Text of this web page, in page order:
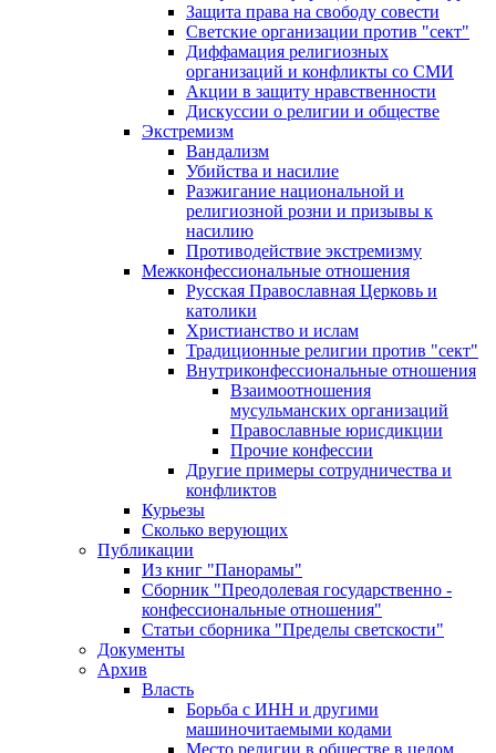
Защита права на свободу совести
Светские организации против "сект"
Диффамация религиозных
организаций и конфликты со СМИ
Акции в защиту нравственности
Дискуссии о религии и обществе
Экстремизм
Вандализм
Убийства и насилие
Разжигание национальной и
религиозной розни и призывы к
насилию
Противодействие экстремизму
Межконфессиональные отношения
Русская Православная Церковь и
католики
Христианство и ислам
Традиционные религии против "сект"
Внутриконфессиональные отношения
Взаимоотношения
мусульманских организаций
Православные юрисдикции
Прочие конфессии
Другие примеры сотрудничества и
конфликтов
Курьезы
Сколько верующих
Публикации
Из книг "Панорамы"
Сборник "Преодолевая государственно -
конфессиональные отношения"
Статьи сборника "Пределы светскости"
Документы
Архив
Власть
Борьба с ИНН и другими
машиночитаемыми кодами
Место религии в обществе в целом